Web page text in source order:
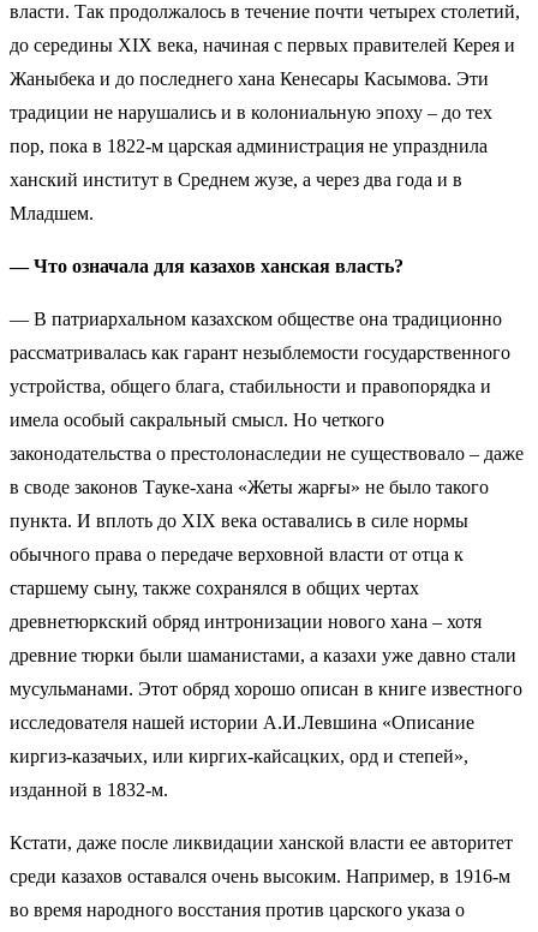
власти. Так продолжалось в течение почти четырех столетий,
до середины XIX века, начиная с первых правителей Керея и
Жаныбека и до последнего хана Кенесары Касымова. Эти
традиции не нарушались и в колониальную эпоху – до тех
пор, пока в 1822-м царская администрация не упразднила
ханский институт в Среднем жузе, а через два года и в
Младшем.
— Что означала для казахов ханская власть?
— В патриархальном казахском обществе она традиционно
рассматривалась как гарант незыблемости государственного
устройства, общего блага, стабильности и правопорядка и
имела особый сакральный смысл. Но четкого
законодательства о престолонаследии не существовало – даже
в своде законов Тауке-хана «Жеты жарғы» не было такого
пункта. И вплоть до XIX века оставались в силе нормы
обычного права о передаче верховной власти от отца к
старшему сыну, также сохранялся в общих чертах
древнетюркский обряд интронизации нового хана – хотя
древние тюрки были шаманистами, а казахи уже давно стали
мусульманами. Этот обряд хорошо описан в книге известного
исследователя нашей истории А.И.Левшина «Описание
киргиз-казачьих, или киргих-кайсацких, орд и степей»,
изданной в 1832-м.
Кстати, даже после ликвидации ханской власти ее авторитет
среди казахов оставался очень высоким. Например, в 1916-м
во время народного восстания против царского указа о